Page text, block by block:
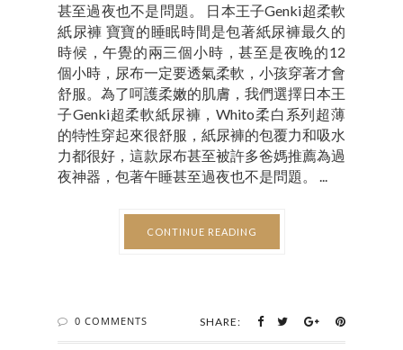
甚至過夜也不是問題。 日本王子Genki超柔軟
紙尿褲 寶寶的睡眠時間是包著紙尿褲最久的
時候，午覺的兩三個小時，甚至是夜晚的12
個小時，尿布一定要透氣柔軟，小孩穿著才會
舒服。為了呵護柔嫩的肌膚，我們選擇日本王
子Genki超柔軟紙尿褲，Whito柔白系列超薄
的特性穿起來很舒服，紙尿褲的包覆力和吸水
力都很好，這款尿布甚至被許多爸媽推薦為過
夜神器，包著午睡甚至過夜也不是問題。 ...
CONTINUE READING
0 COMMENTS SHARE: